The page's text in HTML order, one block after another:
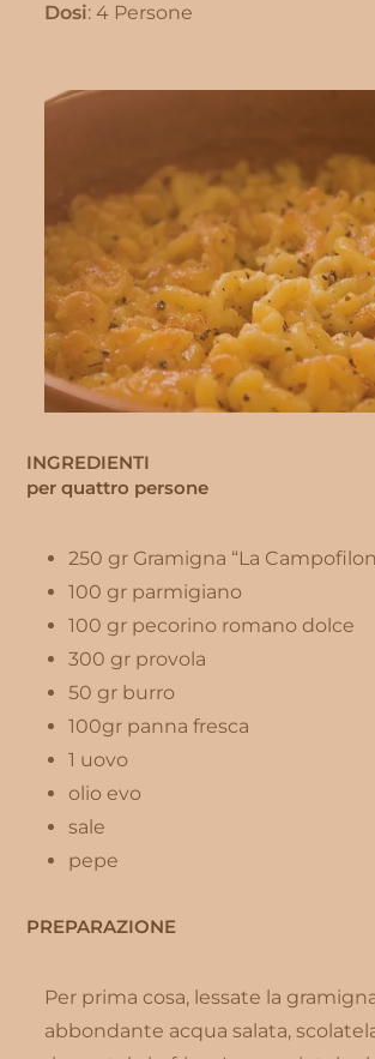
Dosi: 4 Persone
INGREDIENTI
per quattro persone
250 gr Gramigna “La
100 gr parmigiano
100 gr pecorino romano dolce
300 gr provola
50 gr burro
100gr panna fresca
1 uovo
olio evo
sale
pepe
PREPARAZIONE
Per prima cosa, lessate la
abbondante acqua salata,